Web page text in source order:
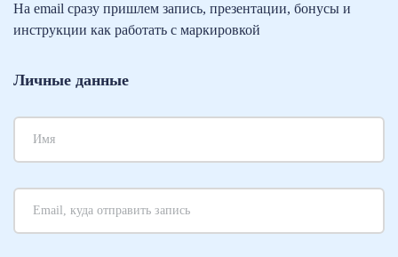
На email сразу пришлем запись, презентации, бонусы и
инструкции как работать с маркировкой
Личные данные